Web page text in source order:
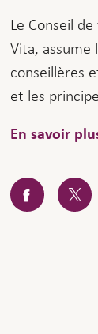
Le Conseil
Vita, assume
conseillères
et les
En savoir